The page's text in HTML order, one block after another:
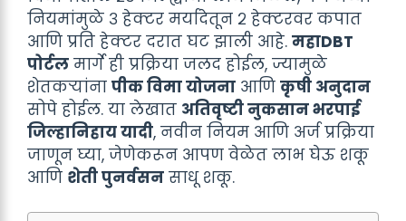
नियमांमुळे ३ हेक्टर मर्यादेतून २ हेक्टरवर कपात
आणि प्रति हेक्टर दरात घट झाली आहे. महाDBT
पोर्टल मार्गे ही प्रक्रिया जलद होईल, ज्यामुळे
शेतकऱ्यांना पीक विमा योजना आणि कृषी अनुदान
सोपे होईल. या लेखात अतिवृष्टी नुकसान भरपाई
जिल्हानिहाय यादी, नवीन नियम आणि अर्ज प्रक्रिया
जाणून घ्या, जेणेकरून आपण वेळेत लाभ घेऊ शकू
आणि शेती पुनर्वसन साधू शकू.